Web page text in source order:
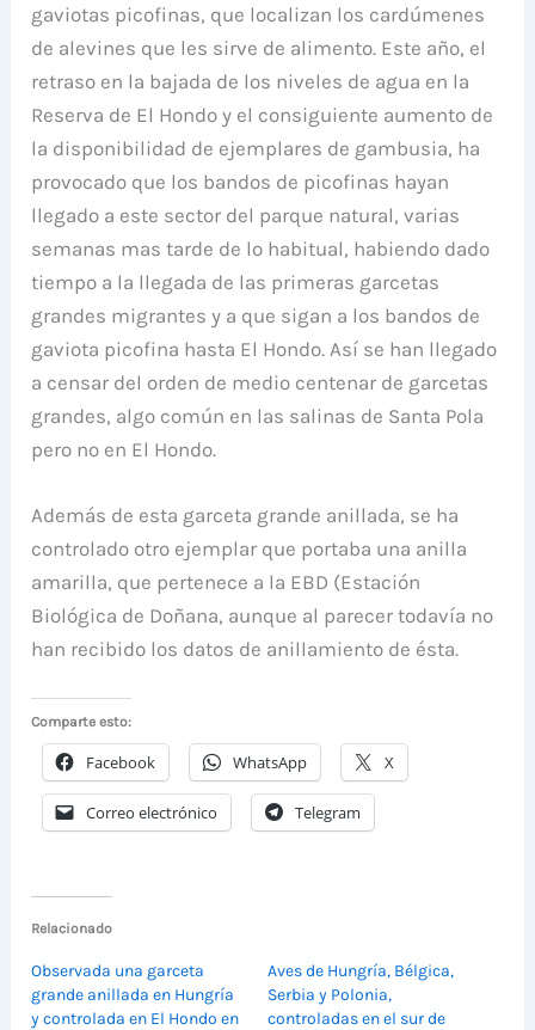
gaviotas picofinas, que localizan los cardúmenes
de alevines que les sirve de alimento. Este año, el
retraso en la bajada de los niveles de agua en la
Reserva de El Hondo y el consiguiente aumento de
la disponibilidad de ejemplares de gambusia, ha
provocado que los bandos de picofinas hayan
llegado a este sector del parque natural, varias
semanas mas tarde de lo habitual, habiendo dado
tiempo a la llegada de las primeras garcetas
grandes migrantes y a que sigan a los bandos de
gaviota picofina hasta El Hondo. Así se han llegado
a censar del orden de medio centenar de garcetas
grandes, algo común en las salinas de Santa Pola
pero no en El Hondo.
Además de esta garceta grande anillada, se ha
controlado otro ejemplar que portaba una anilla
amarilla, que pertenece a la EBD (Estación
Biológica de Doñana, aunque al parecer todavía no
han recibido los datos de anillamiento de ésta.
Comparte esto:
Facebook WhatsApp X
Correo electrónico Telegram
Relacionado
Observada una garceta
grande anillada en Hungría
y controlada en El Hondo en
Aves de Hungría, Bélgica,
Serbia y Polonia,
controladas en el sur de